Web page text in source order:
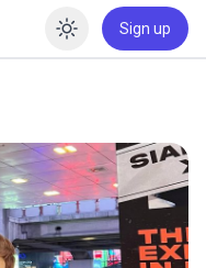
Enable
Sign up